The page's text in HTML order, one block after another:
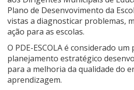
Plano de Desenvovimento da
vistas a diagnosticar problemas,
ação para as escolas.
O PDE-ESCOLA é considerado um
planejamento estratégico
para a melhoria da qualidade do
aprendizagem.